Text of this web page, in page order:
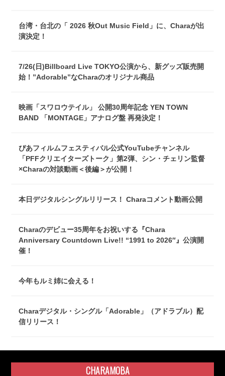
台湾・台北の「 2026 秋Out Music Field」に、Charaが出
演決定！
7/26(日)Billboard Live TOKYO公演から、新グッズ販売開
始！”Adorable”なCharaのオリジナル商品
映画「スワロウテイル」 公開30周年記念 YEN TOWN
BAND 「MONTAGE」アナログ盤 再発決定！
ぴあフィルムフェスティバル公式YouTubeチャンネル
「PFFクリエイターズトーク」第2弾、シン・チェリン監督
×Charaの対談動画＜後編＞が公開！
本日デジタルシングルリリース！ Charaコメント動画公開
Charaのデビュー35周年をお祝いする『Chara
Anniversary Countdown Live!! “1991 to 2026″』公演開
催！
今年もルミ姉に会える！
Charaデジタル・シングル「Adorable」（アドラブル）配
信リリース！
CHARAMOBA